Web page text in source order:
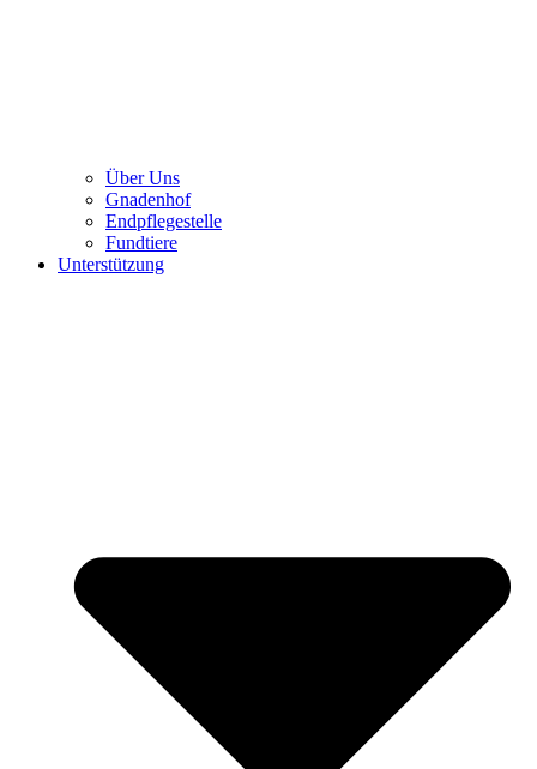
Über Uns
Gnadenhof
Endpflegestelle
Fundtiere
Unterstützung